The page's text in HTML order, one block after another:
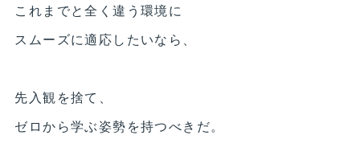
これまでと全く違う環境に
スムーズに適応したいなら、
先入観を捨て、
ゼロから学ぶ姿勢を持つべきだ。